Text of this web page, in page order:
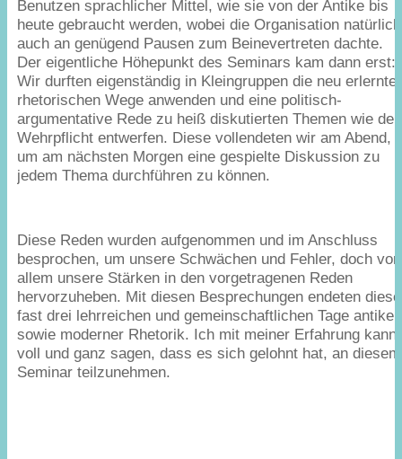
Benutzen sprachlicher Mittel, wie sie von der Antike bis
heute gebraucht werden, wobei die Organisation natürlich
auch an genügend Pausen zum Beinevertreten dachte.
Der eigentliche Höhepunkt des Seminars kam dann erst:
Wir durften eigenständig in Kleingruppen die neu
rhetorischen Wege anwenden und eine politisch-
argumentative Rede zu heiß diskutierten Themen wie der
Wehrpflicht entwerfen. Diese vollendeten wir am Abend,
um am nächsten Morgen eine gespielte Diskussion zu
jedem Thema durchführen zu können.
Diese Reden wurden aufgenommen und im Anschluss
besprochen, um unsere Schwächen und Fehler, doch vor
allem unsere Stärken in den vorgetragenen Reden
hervorzuheben. Mit diesen Besprechungen endeten diese
fast drei lehrreichen und gemeinschaftlichen Tage antiker
sowie moderner Rhetorik. Ich mit meiner Erfahrung kann
voll und ganz sagen, dass es sich gelohnt hat, an diesem
Seminar teilzunehmen.